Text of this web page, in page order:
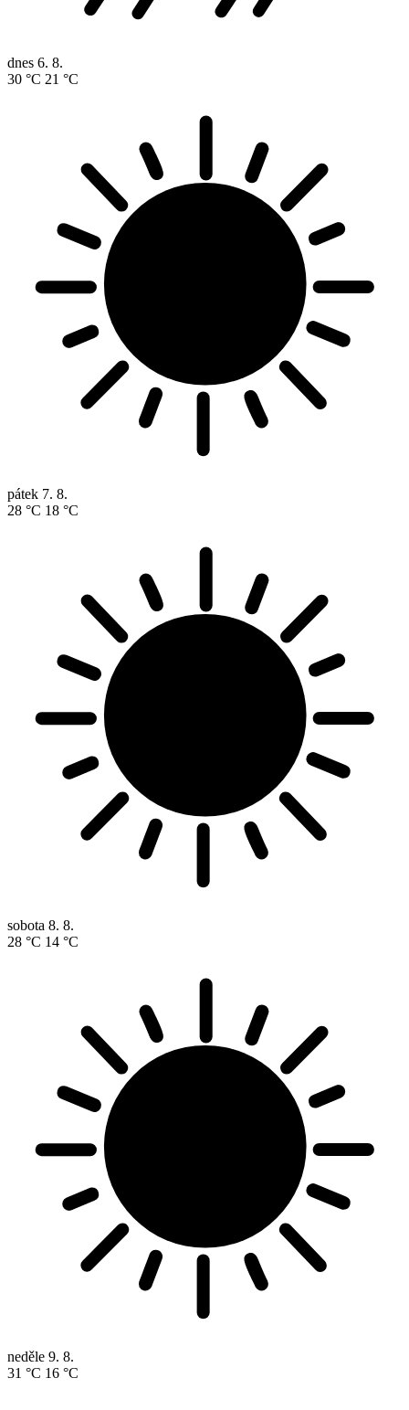
dnes 6. 8.
30 °C 21 °C
pátek 7. 8.
28 °C 18 °C
sobota 8. 8.
28 °C 14 °C
neděle 9. 8.
31 °C 16 °C